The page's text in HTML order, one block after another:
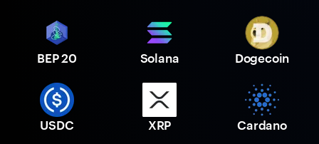
BEP 20 Solana Dogecoin
USDC XRP Cardano